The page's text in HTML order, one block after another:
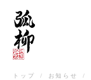
トップ / お知らせ /